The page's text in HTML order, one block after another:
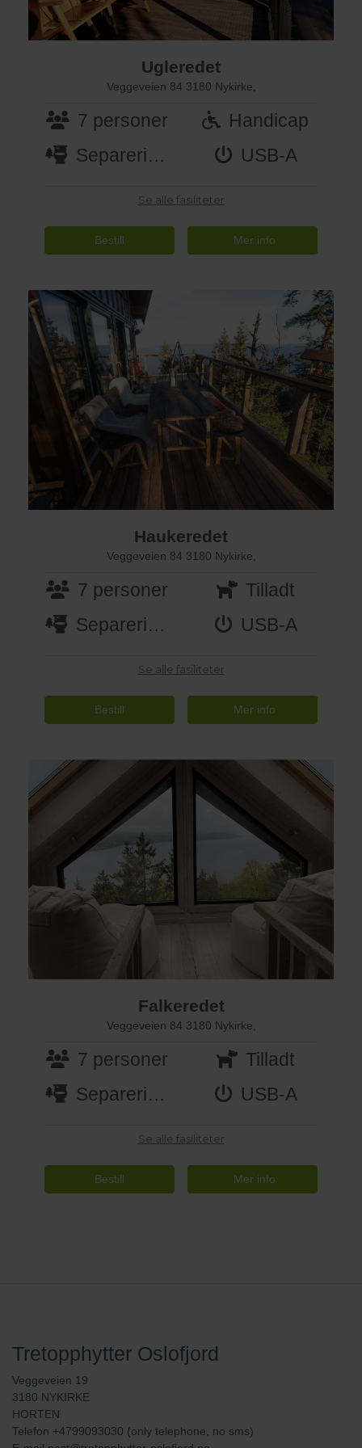
Ugleredet
Veggeveien 84 3180 Nykirke,
7 personer
Handicap
Separeringstoalett
USB-A
Se alle fasiliteter
Bestill
Haukeredet
Veggeveien 84 3180 Nykirke,
7 personer
Tilladt
Separeringstoalett
USB-A
Se alle fasiliteter
Bestill
Falkeredet
Veggeveien 84 3180 Nykirke,
7 personer
Tilladt
Separeringstoalett
USB-A
Se alle fasiliteter
Bestill
Tretopphytter Oslofjord
Veggeveien 19
3180 NYKIRKE
HORTEN
Telefon +4799093030 (only telephone, no sms)